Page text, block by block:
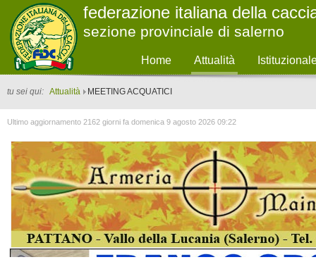
federazione italiana della
sezione provinciale di salerno
Home Attualità
tu sei qui: Attualità MEETING ACQUATICI
Ultimo aggiornamento 2162 giorni fa domenica 9 agosto 2026 09:22